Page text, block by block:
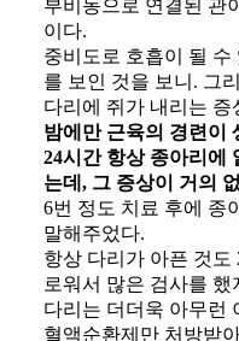
부비동으로 연결된 관
이다.
중비도로 호흡이 될
를 보인 것을 보니. 그
다리에 쥐가 내리는
밤에만 근육의 경련이
24시간 항상 종아리에
는데, 그 증상이 거의
​6번 정도 치료 후에 종
말해주었다.
항상 다리가 아픈 것도
로워서 많은 검사를
다리는 더더욱 아무런
혈액순환제만 처방받